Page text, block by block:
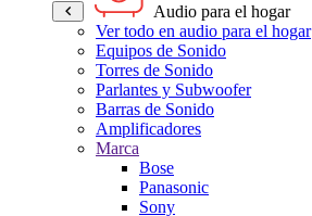
Audio para el hogar
Ver todo en audio para el hogar
Equipos de Sonido
Torres de Sonido
Parlantes y Subwoofer
Barras de Sonido
Amplificadores
Marca
Bose
Panasonic
Sony